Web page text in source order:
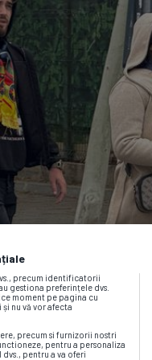
precum identificatorii
gestiona preferințele dvs.
moment pe pagina cu
nu vă vor afecta
precum si furnizorii nostri
pentru a personaliza
pentru a va oferi